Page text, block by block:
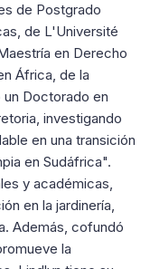
de Postgrado
de L'Université
en Derecho
África, de la
un Doctorado en
investigando
en una transición
en Sudáfrica".
y académicas,
en la jardinería,
Además, cofundó
la